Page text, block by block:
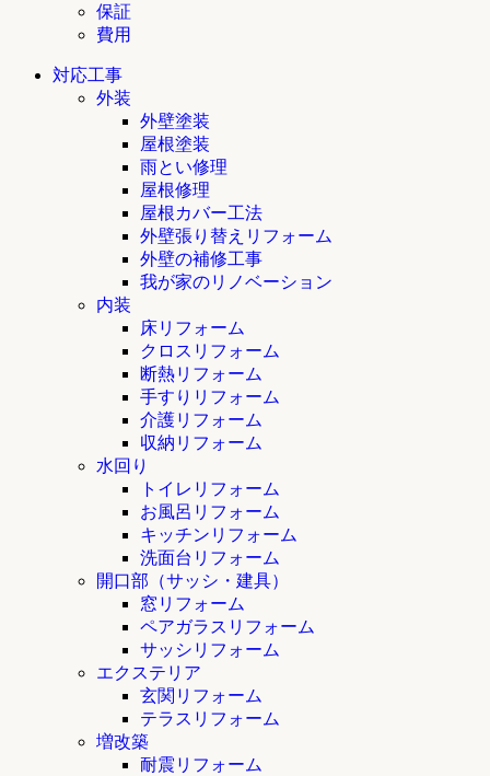
保証
費用
対応工事
外装
外壁塗装
屋根塗装
雨とい修理
屋根修理
屋根カバー工法
外壁張り替えリフォーム
外壁の補修工事
我が家のリノベーション
内装
床リフォーム
クロスリフォーム
断熱リフォーム
手すりリフォーム
介護リフォーム
収納リフォーム
水回り
トイレリフォーム
お風呂リフォーム
キッチンリフォーム
洗面台リフォーム
開口部（サッシ・建具）
窓リフォーム
ペアガラスリフォーム
サッシリフォーム
エクステリア
玄関リフォーム
テラスリフォーム
増改築
耐震リフォーム